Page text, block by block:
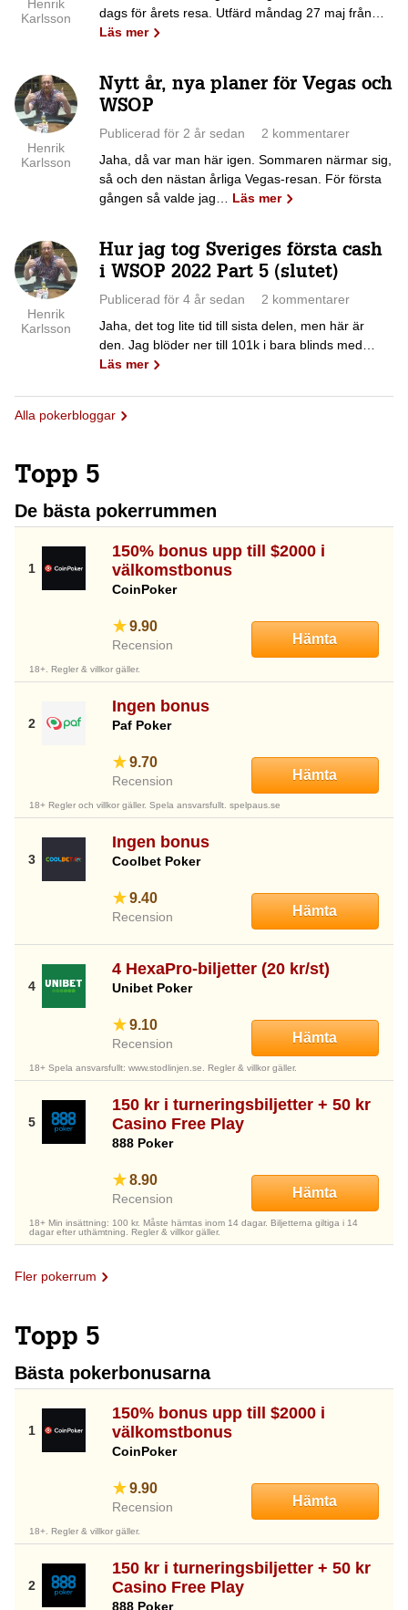
Henrik
Karlsson
dags för årets resa. Utfärd måndag 27 maj från…
Läs mer
Henrik
Karlsson
Nytt år, nya planer för Vegas och
WSOP
Publicerad för 2 år sedan
2 kommentarer
Jaha, då var man här igen. Sommaren närmar sig,
så och den nästan årliga Vegas-resan. För första
gången så valde jag… Läs mer
Henrik
Karlsson
Hur jag tog Sveriges första cash
i WSOP 2022 Part 5 (slutet)
Publicerad för 4 år sedan
2 kommentarer
Jaha, det tog lite tid till sista delen, men här är
den. Jag blöder ner till 101k i bara blinds med…
Läs mer
Alla pokerbloggar
Topp 5
De bästa pokerrummen
150% bonus upp till $2000 i
välkomstbonus
CoinPoker
9.90
Recension Hämta
18+. Regler & villkor gäller.
Ingen bonus
Paf Poker
9.70
Recension Hämta
18+ Regler och villkor gäller. Spela ansvarsfullt. spelpaus.se
Ingen bonus
Coolbet Poker
9.40
Recension Hämta
4 HexaPro-biljetter (20 kr/st)
Unibet Poker
9.10
Recension Hämta
18+ Spela ansvarsfullt: www.stodlinjen.se. Regler & villkor gäller.
150 kr i turneringsbiljetter + 50 kr
Casino Free Play
888 Poker
8.90
Recension Hämta
18+ Min insättning: 100 kr. Måste hämtas inom 14 dagar. Biljetterna giltiga i 14
dagar efter uthämtning. Regler & villkor gäller.
Fler pokerrum
Topp 5
Bästa pokerbonusarna
150% bonus upp till $2000 i
välkomstbonus
CoinPoker
9.90
Recension Hämta
18+. Regler & villkor gäller.
150 kr i turneringsbiljetter + 50 kr
Casino Free Play
888 Poker